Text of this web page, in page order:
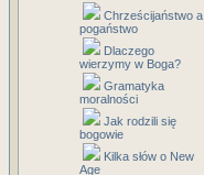
Chrześcijaństwo a
pogaństwo
Dlaczego
wierzymy w Boga?
Gramatyka
moralności
Jak rodzili się
bogowie
Kilka słów o New
Age